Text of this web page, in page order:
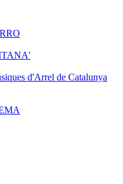
d'Arrel de Catalunya